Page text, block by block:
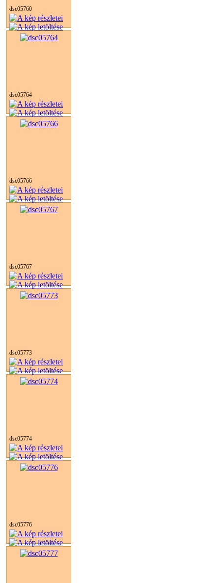
dsc05760
dsc05764
dsc05766
dsc05767
dsc05773
dsc05774
dsc05776